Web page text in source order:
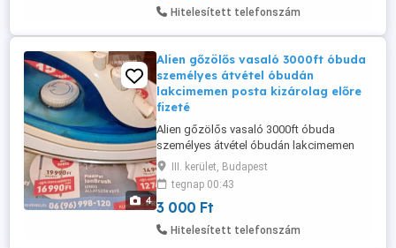
Hitelesített telefonszám
4
Alien gőzölős vasaló 3000ft óbuda
személyes átvétel óbudán
lakcimemen posta kizárolag előre
fizeté
Alien gőzölős vasaló 3000ft óbuda
személyes átvétel óbudán lakcimemen
posta kizárolag előre fizetés után pl mpl
csomagautomatába vagy foxpostba +
3000ft 36 50 104 8272 36 20 949 1288
Háztartási gőzölős vasaló, amely
alkalmas száraz vasalásra és gőzölésre
III. kerület, Budapest
tegnap 00:43
3 000 Ft
Hitelesített telefonszám